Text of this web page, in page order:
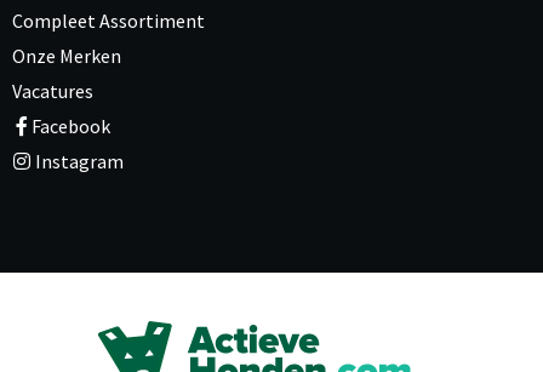
Compleet Assortiment
Onze Merken
Vacatures
Facebook
Instagram